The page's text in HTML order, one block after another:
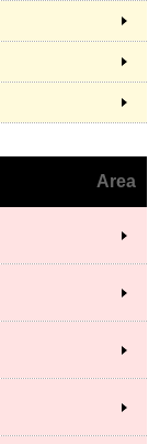
Area